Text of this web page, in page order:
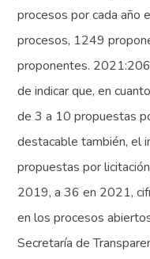
procesos por cada año
procesos, 1249
proponentes.
de indicar que, en
de 3 a 10 propuestas
destacable también, el
propuestas por
2019, a 36 en 2021,
en los procesos
Secretaría de